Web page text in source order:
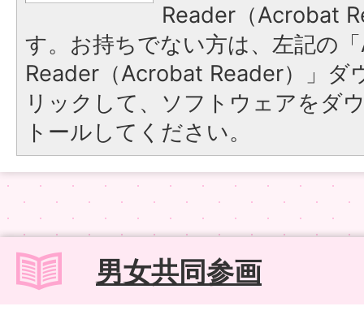
Reader（Acrobat
す。お持ちでない方は、左記の
Reader（Acrobat Reader）」ダ
リックして、ソフトウェアをダ
トールしてください。
男女共同参画